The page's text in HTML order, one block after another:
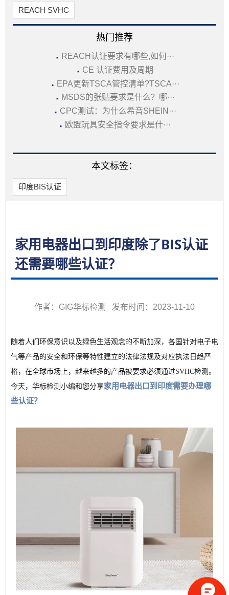
REACH SVHC
热门推荐
· REACH认证要求有哪些,如何···
· CE 认证费用及周期
· EPA更新TSCA管控清单?TSCA···
· MSDS的张贴要求是什么？哪···
· CPC测试：为什么希音SHEIN···
· 欧盟玩具安全指令要求是什···
本文标签：
印度BIS认证
家用电器出口到印度除了BIS认证
还需要哪些认证？
作者：GIG华标检测 发布时间：2023-11-10
随着人们环保意识以及绿色生活观念的不断加深，各国针对电子电
气等产品的安全和环保等特性建立的法律法规及对应执法日趋严
格，在全球市场上，越来越多的产品被要求必须通过SVHC检测。
今天，华标检测小编和您分享家用电器出口到印度需要办理哪
些认证？